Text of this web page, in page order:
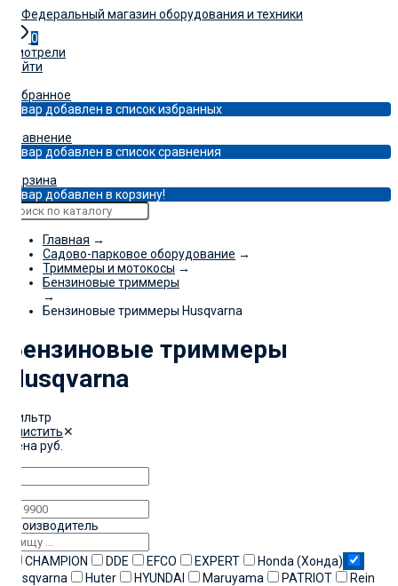
0
Смотрели
Войти
Избранное
Товар добавлен в список избранных
Сравнение
Товар добавлен в список сравнения
Корзина
Товар добавлен в корзину!
Главная →
Садово-парковое оборудование →
Триммеры и мотокосы →
Бензиновые триммеры
→
Бензиновые триммеры Husqvarna
Бензиновые триммеры
Husqvarna
Фильтр
Очистить✕
Цена руб.
Производитель
CHAMPION DDE EFCO EXPERT
Honda (Хонда)
Husqvarna
Huter HYUNDAI Maruyama PATRIOT
Rein